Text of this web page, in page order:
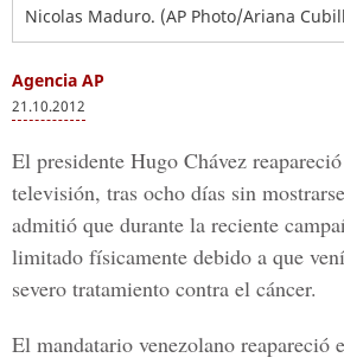
Nicolas Maduro. (AP Photo/Ariana
Agencia AP
21.10.2012
El presidente Hugo Chávez
televisión, tras ocho días sin
admitió que durante la reciente
limitado físicamente debido a que
severo tratamiento contra el cáncer.
El mandatario venezolano reapareció